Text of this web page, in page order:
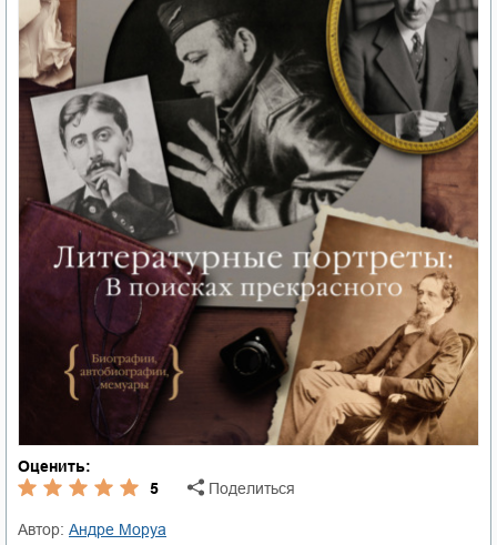
Оценить:
5
Поделиться
Автор:
Андре Моруа